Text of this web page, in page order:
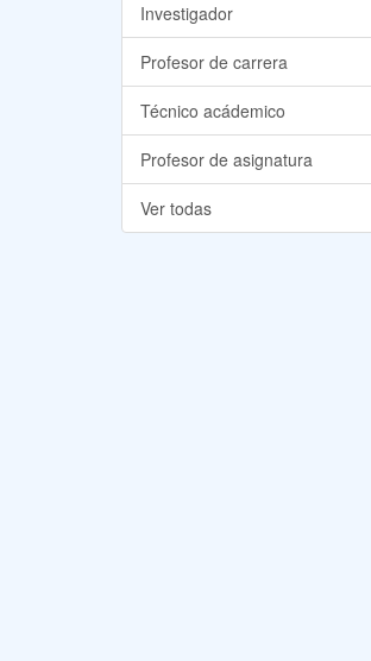
Investigador
Profesor de carrera
Técnico acádemico
Profesor de asignatura
Ver todas